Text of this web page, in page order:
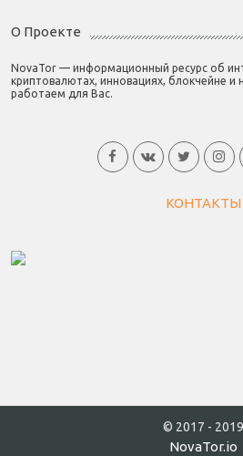
О Проекте
NovaTor — информационный ресурс об
криптовалютах, инновациях, блокчейне и
работаем для Вас.
КОНТАКТЫ
© 2017 - 2019
NovaTor.io